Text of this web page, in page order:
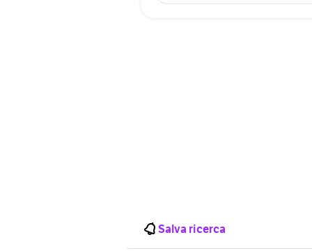
Salva ricerca